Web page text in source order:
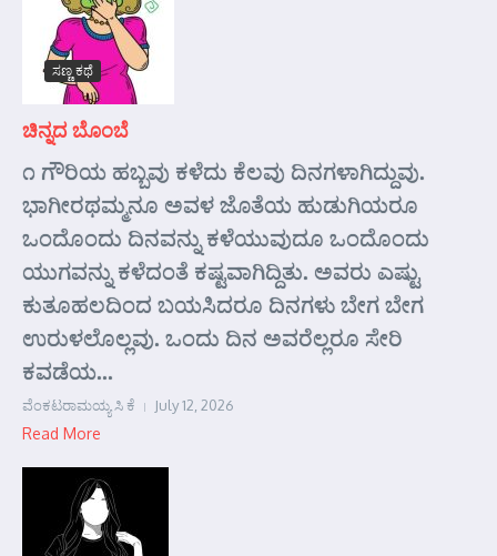
ಸಣ್ಣ ಕಥೆ
ಚಿನ್ನದ ಬೊಂಬೆ
೧ ಗೌರಿಯ ಹಬ್ಬವು ಕಳೆದು ಕೆಲವು ದಿನಗಳಾಗಿದ್ದುವು.
ಭಾಗೀರಥಮ್ಮನೂ ಅವಳ ಜೊತೆಯ ಹುಡುಗಿಯರೂ
ಒಂದೊಂದು ದಿನವನ್ನು ಕಳೆಯುವುದೂ ಒಂದೊಂದು
ಯುಗವನ್ನು ಕಳೆದಂತೆ ಕಷ್ಟವಾಗಿದ್ದಿತು. ಅವರು ಎಷ್ಟು
ಕುತೂಹಲದಿಂದ ಬಯಸಿದರೂ ದಿನಗಳು ಬೇಗ ಬೇಗ
ಉರುಳಲೊಲ್ಲವು. ಒಂದು ದಿನ ಅವರೆಲ್ಲರೂ ಸೇರಿ
ಕವಡೆಯ...
ವೆಂಕಟರಾಮಯ್ಯ ಸಿ ಕೆ July 12, 2026
Read More